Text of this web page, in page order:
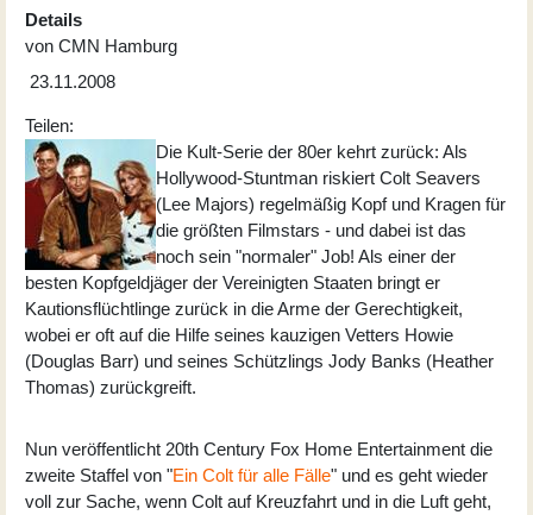
Details
von CMN Hamburg
23.11.2008
Teilen:
Die Kult-Serie der 80er kehrt zurück: Als
Hollywood-Stuntman riskiert Colt Seavers
(Lee Majors) regelmäßig Kopf und Kragen für
die größten Filmstars - und dabei ist das
noch sein "normaler" Job! Als einer der
besten Kopfgeldjäger der Vereinigten Staaten bringt er
Kautionsflüchtlinge zurück in die Arme der Gerechtigkeit,
wobei er oft auf die Hilfe seines kauzigen Vetters Howie
(Douglas Barr) und seines Schützlings Jody Banks (Heather
Thomas) zurückgreift.
Nun veröffentlicht 20th Century Fox Home Entertainment die
zweite Staffel von "Ein Colt für alle Fälle" und es geht wieder
voll zur Sache, wenn Colt auf Kreuzfahrt und in die Luft geht,